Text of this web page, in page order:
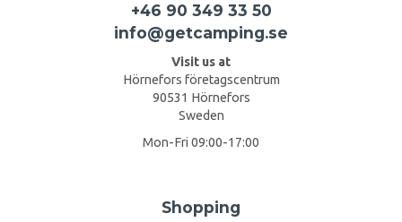
+46 90 349 33 50
info@getcamping.se
Visit us at
Hörnefors företagscentrum
90531 Hörnefors
Sweden
Mon-Fri 09:00-17:00
Shopping